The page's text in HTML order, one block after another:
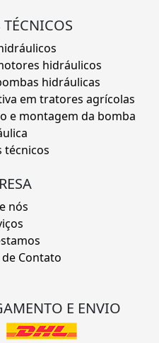
TÉCNICOS
hidráulicos
hidráulicas
em tratores agrícolas
e montagem da bomba
técnicos
nós
Contato
E ENVIO